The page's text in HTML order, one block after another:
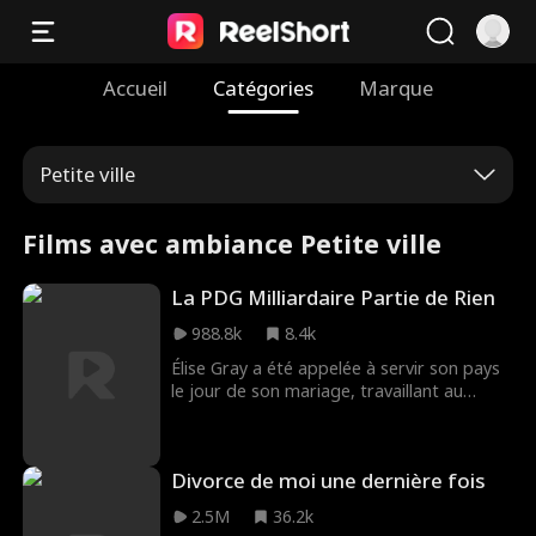
Accueil Catégories Marque
Petite ville
Films avec ambiance Petite ville
La PDG Milliardaire Partie de Rien
988.8k
8.4k
Élise Gray a été appelée à servir son pays
le jour de son mariage, travaillant au
grand fournisseur mondial dans le
domaine de l'aérospatiale et de la défense
militaire, devenant ainsi la milliardaire la
Divorce de moi une dernière fois
2.5M
36.2k